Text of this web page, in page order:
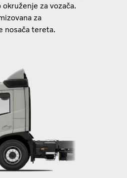
za vozača.
za
nosača tereta.